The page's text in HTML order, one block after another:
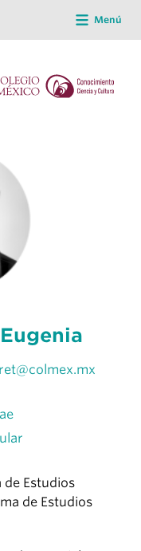
Menú
de Estudios
de Estudios